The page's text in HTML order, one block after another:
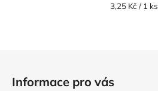
Měrná
3,25 Kč / 1 ks
Informace pro vás